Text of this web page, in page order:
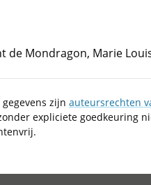
de Mondragon, Marie
zijn auteursrechten
expliciete goedkeuring